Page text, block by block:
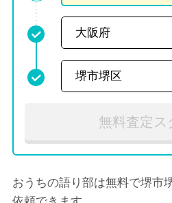
無料査定ス
おうちの語り部は無料で堺市